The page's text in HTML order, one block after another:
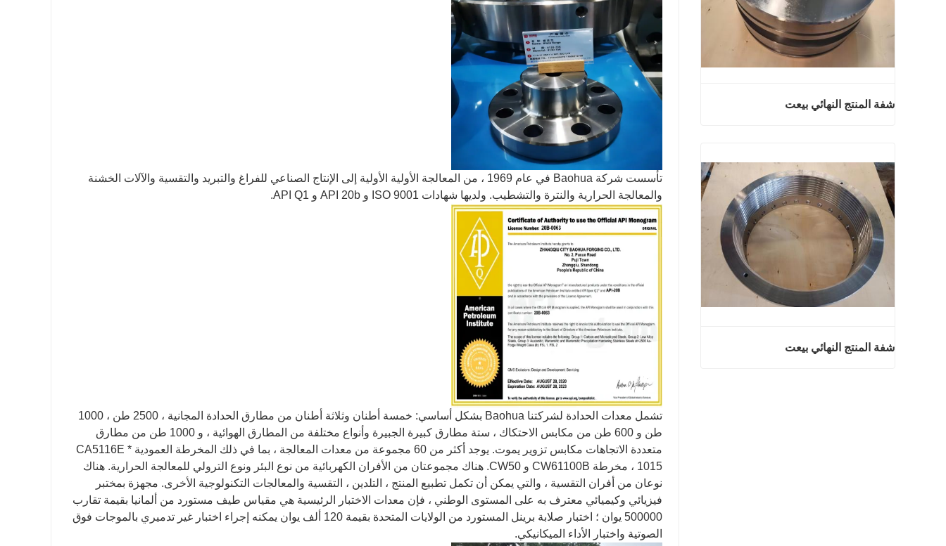
تأسست شركة Baohua في عام 1969 ، من المعالجة الأولية الأولية إلى الإنتاج الصناعي للفراغ والتبريد والتقسية والآلات الخشنة
والمعالجة الحرارية والنترة والتشطيب. ولديها شهادات ISO 9001 و API 20b و API Q1.
تشمل معدات الحدادة لشركتنا Baohua بشكل أساسي: خمسة أطنان وثلاثة أطنان من مطارق الحدادة المجانية ، 2500 طن ، 1000
طن و 600 طن من مكابس الاحتكاك ، ستة مطارق كبيرة الجبيرة وأنواع مختلفة من المطارق الهوائية ، و 1000 طن من مطارق
متعددة الاتجاهات مكابس تزوير يموت. يوجد أكثر من 60 مجموعة من معدات المعالجة ، بما في ذلك المخرطة العمودية CA5116E *
1015 ، مخرطة CW61100B و CW50. هناك مجموعتان من الأفران الكهربائية من نوع البئر ونوع الترولي للمعالجة الحرارية. هناك
نوعان من أفران التقسية ، والتي يمكن أن تكمل تطبيع المنتج ، التلدين ، التقسية والمعالجات التكنولوجية الأخرى. مجهزة بمختبر
فيزيائي وكيميائي معترف به على المستوى الوطني ، فإن معدات الاختبار الرئيسية هي مقياس طيف مستورد من ألمانيا بقيمة تقارب
500000 يوان ؛ اختبار صلابة برينل المستورد من الولايات المتحدة بقيمة 120 ألف يوان يمكنه إجراء اختبار غير تدميري بالموجات فوق
الصوتية واختبار الأداء الميكانيكي.
شفة المنتج النهائي بيعت
اتصل الآن
شفة المنتج النهائي بيعت